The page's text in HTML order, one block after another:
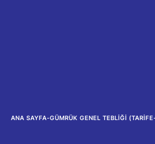
ANA SAYFA-GÜMRÜK GENEL TEBLIĞI